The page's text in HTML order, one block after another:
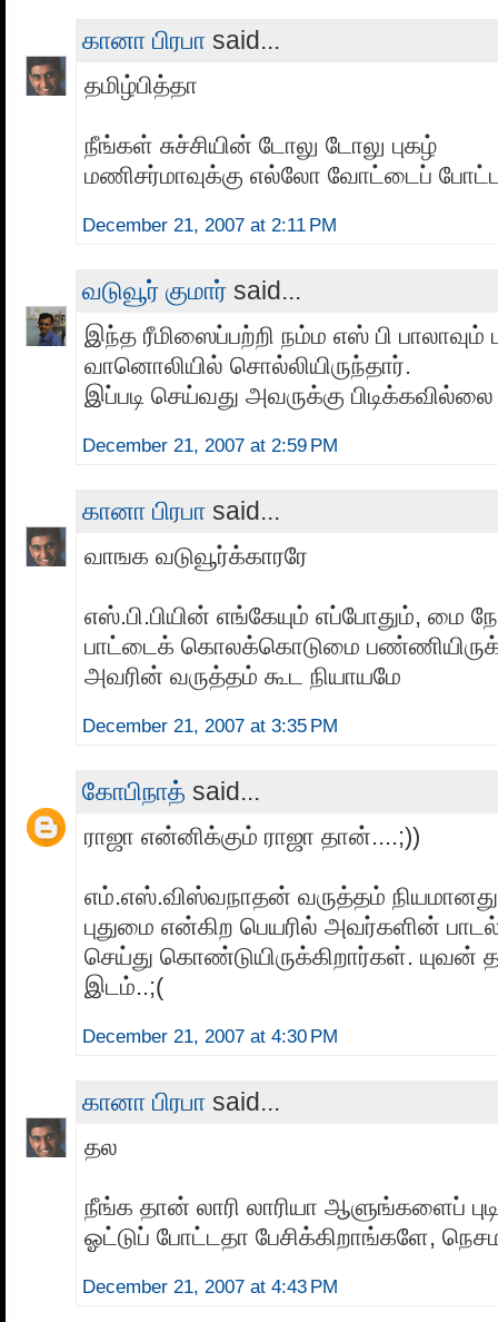
கானா பிரபா said...
தமிழ்பித்தா
நீங்கள் சுச்சியின் டோலு டோலு புகழ்
மணிசர்மாவுக்கு எல்லோ வோட்டைப்
December 21, 2007 at 2:11 PM
வடுவூர் குமார் said...
இந்த ரீமிஸைப்பற்றி நம்ம எஸ் பி பாலாவும்
வானொலியில் சொல்லியிருந்தார்.
இப்படி செய்வது அவருக்கு
December 21, 2007 at 2:59 PM
கானா பிரபா said...
வாஙக வடுவூர்க்காரரே
எஸ்.பி.பியின் எங்கேயும் எப்போதும், மை
பாட்டைக் கொலக்கொடுமை
அவரின் வருத்தம் கூட நியாயமே
December 21, 2007 at 3:35 PM
கோபிநாத் said...
ராஜா என்னிக்கும் ராஜா தான்....;))
எம்.எஸ்.விஸ்வநாதன் வருத்தம்
புதுமை என்கிற பெயரில் அவர்களின்
செய்து கொண்டுயிருக்கிறார்கள். யுவன்
இடம்..;(
December 21, 2007 at 4:30 PM
கானா பிரபா said...
தல
நீங்க தான் லாரி லாரியா ஆளுங்களைப்
ஓட்டுப் போட்டதா பேசிக்கிறாங்களே,
December 21, 2007 at 4:43 PM